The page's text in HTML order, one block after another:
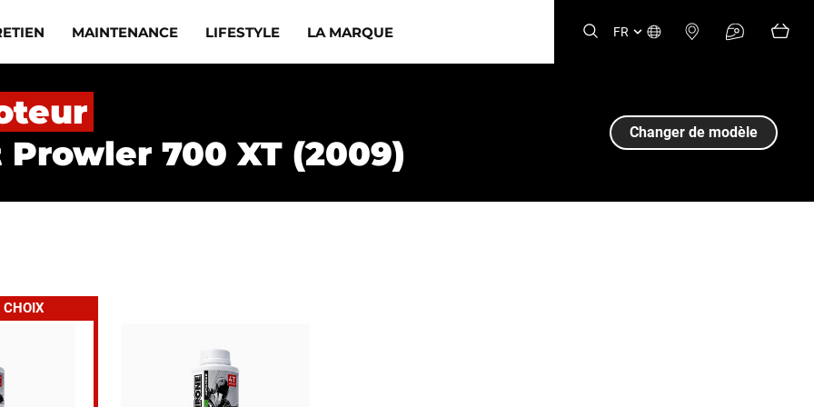
MAINTENANCE LIFESTYLE LA MARQUE FR
700 XT (2009)
Changer de modèle
CHOIX